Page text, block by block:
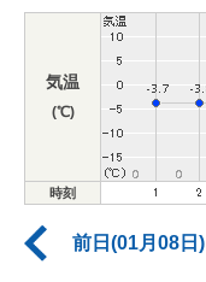
気温
(℃)
時刻
前日(01月08日)